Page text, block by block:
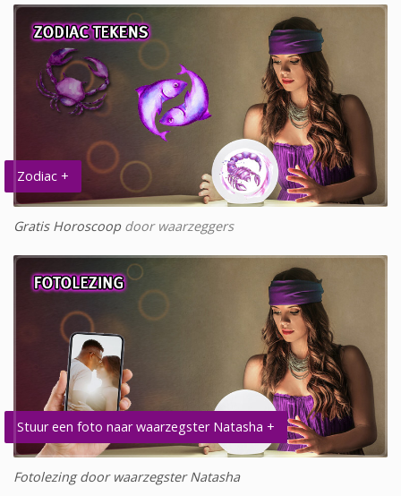
Zodiac +
Gratis Horoscoopdoor waarzeggers
Stuur een foto naar waarzegster Natasha +
Fotolezing door waarzegster Natasha